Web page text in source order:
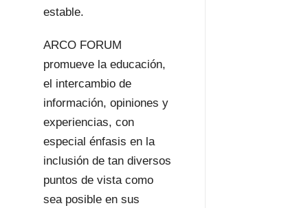
estable.
ARCO FORUM
promueve la educación,
el intercambio de
información, opiniones y
experiencias, con
especial énfasis en la
inclusión de tan diversos
puntos de vista como
sea posible en sus